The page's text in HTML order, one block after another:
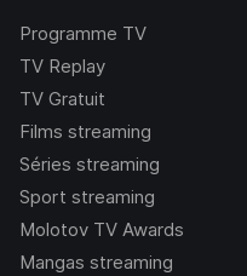
Programme TV
TV Replay
TV Gratuit
Films streaming
Séries streaming
Sport streaming
Molotov TV Awards
Mangas streaming